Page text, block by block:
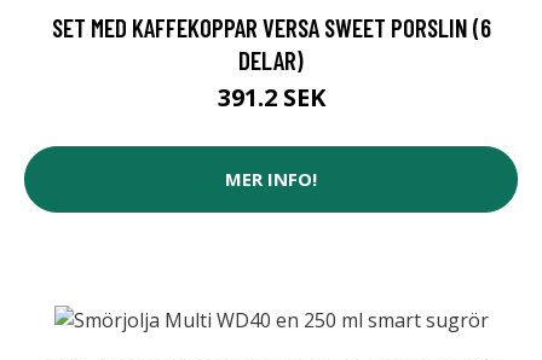
SET MED KAFFEKOPPAR VERSA SWEET PORSLIN (6
DELAR)
391.2 SEK
MER INFO!